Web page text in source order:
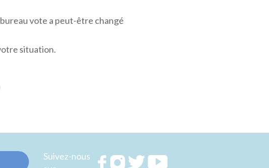
vote a peut-être changé
situation.
Suivez-nous
RejoignezRejoignezRejoignez